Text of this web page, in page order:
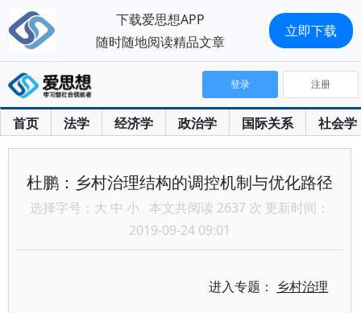
首页 法学 经济学 政治学 国际关系 社会学
登录 注册
杜鹏：乡村治理结构的调控机制与优化路径
选择字号： 大 中 小 本文共阅读 2637 次 更新时间：
2019-09-24 09:01
进入专题： 乡村治理
下载爱思想APP
随时随地阅读精品文章
立即下载